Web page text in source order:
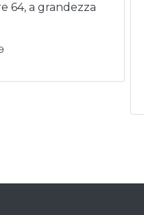
64, a grandezza